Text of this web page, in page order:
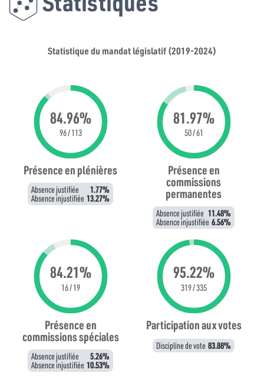
Statistique du mandat législatif (2019-2024)
84.96%
96 / 113
Présence en plénières
Absence justifiée 1.77%
Absence injustifiée 13.27%
81.97%
50 / 61
Présence en
commissions
permanentes
Absence justifiée 11.48%
Absence injustifiée 6.56%
84.21%
16 / 19
Présence en
commissions spéciales
Absence justifiée 5.26%
Absence injustifiée 10.53%
95.22%
319 / 335
Participation aux votes
Discipline de vote 83.88%